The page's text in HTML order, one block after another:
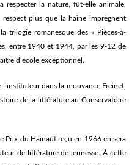
respecter la nature, fût-elle animale,
plus que la haine imprègnent
trilogie romanesque des « Pièces-à-
entre 1940 et 1944, par les 9-12 de
d’école exceptionnel.
: instituteur dans la mouvance Freinet,
de la littérature au Conservatoire
Prix du Hainaut reçu en 1966 en sera
de littérature de jeunesse. À cette